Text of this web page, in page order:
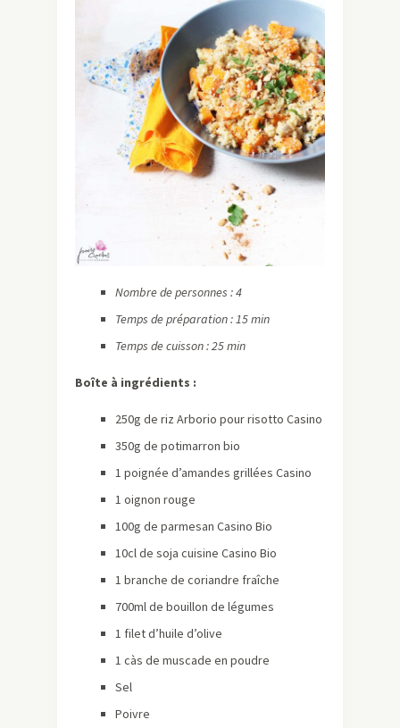
Nombre de personnes : 4
Temps de préparation : 15 min
Temps de cuisson : 25 min
Boîte à ingrédients :
250g de riz Arborio pour risotto Casino
350g de potimarron bio
1 poignée d’amandes grillées Casino
1 oignon rouge
100g de parmesan Casino Bio
10cl de soja cuisine Casino Bio
1 branche de coriandre fraîche
700ml de bouillon de légumes
1 filet d’huile d’olive
1 càs de muscade en poudre
Sel
Poivre